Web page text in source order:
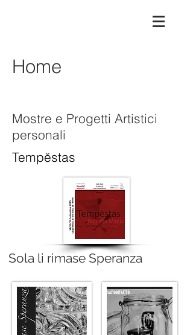
Home
Mostre e Progetti Artistici
personali
Tempĕstas
Sola li rimase Speranza